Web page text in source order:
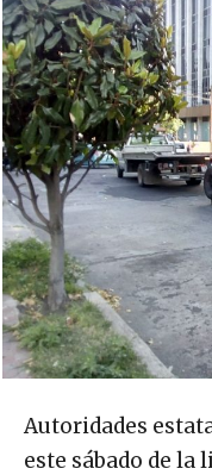
Autoridades
este sábado de